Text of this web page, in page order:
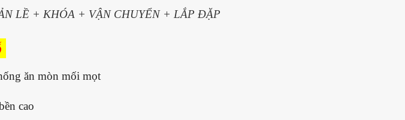
LỀ + KHÓA + VẬN CHUYỂN + LẮP ĐẶP
ăn mòn mối mọt
cao